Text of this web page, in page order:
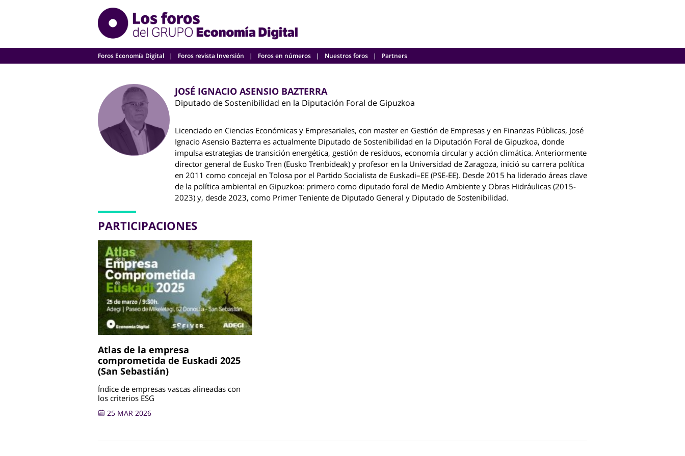
Foros Economía Digital Foros revista Inversión Foros en números Nuestros foros Partners
JOSÉ IGNACIO ASENSIO BAZTERRA
Diputado de Sostenibilidad en la Diputación Foral de Gipuzkoa
Licenciado en Ciencias Económicas y Empresariales, con master en Gestión de Empresas y en Finanzas Públicas, José
Ignacio Asensio Bazterra es actualmente Diputado de Sostenibilidad en la Diputación Foral de Gipuzkoa, donde
impulsa estrategias de transición energética, gestión de residuos, economía circular y acción climática. Anteriormente
director general de Eusko Tren (Eusko Trenbideak) y profesor en la Universidad de Zaragoza, inició su carrera política
en 2011 como concejal en Tolosa por el Partido Socialista de Euskadi–EE (PSE-EE). Desde 2015 ha liderado áreas clave
de la política ambiental en Gipuzkoa: primero como diputado foral de Medio Ambiente y Obras Hidráulicas (2015-
2023) y, desde 2023, como Primer Teniente de Diputado General y Diputado de Sostenibilidad.
PARTICIPACIONES
Atlas de la empresa
comprometida de Euskadi 2025
(San Sebastián)
Índice de empresas vascas alineadas con
los criterios ESG
25 MAR 2026